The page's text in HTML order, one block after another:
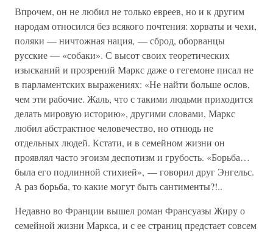
Впрочем, он не любил не только евреев, но и к другим
народам относился без всякого почтения: хорваты и чехи,
поляки — ничтожная нация, — сброд, оборванцы
русские — «собаки». С высот своих теоретических
изысканий и прозрений Маркс даже о гегемоне писал не
в парламентских выражениях: «Не найти больше ослов,
чем эти рабочие. Жаль, что с такими людьми приходится
делать мировую историю», другими словами, Маркс
любил абстрактное человечество, но отнюдь не
отдельных людей. Кстати, и в семейном жизни он
проявлял часто эгоизм деспотизм и грубость. «Борьба…
была его подлинной стихией», — говорил друг Энгельс.
А раз борьба, то какие могут быть сантименты?!..
Недавно во Франции вышел роман Франсуазы Жиру о
семейной жизни Маркса, и с ее страниц предстает совсем